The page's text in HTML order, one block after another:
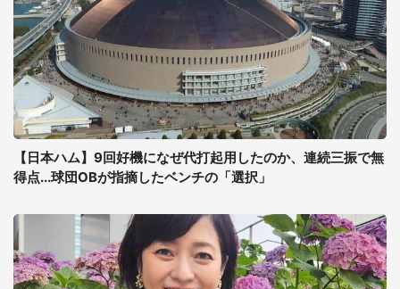
【日本ハム】9回好機になぜ代打起用したのか、連続三振で無
得点...球団OBが指摘したベンチの「選択」